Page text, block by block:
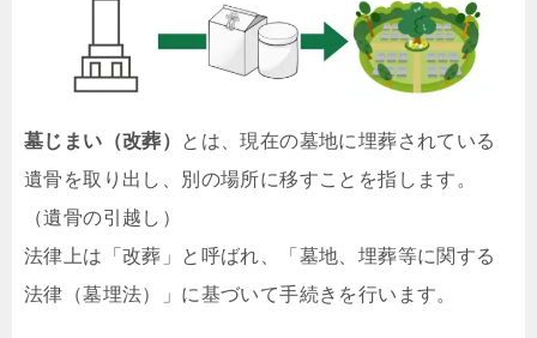
墓じまい（改葬）
とは、現在の墓地に埋葬されている
遺骨を取り出し、別の場所に移すことを指します。
（遺骨の引越し）
法律上は「改葬」と呼ばれ、「墓地、埋葬等に関する
法律（墓埋法）」に基づいて手続きを行います。